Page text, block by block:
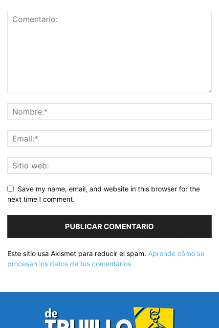
Save my name, email, and website in this browser for the
next time I comment.
Este sitio usa Akismet para reducir el spam. Aprende cómo se
procesan los datos de tus comentarios.